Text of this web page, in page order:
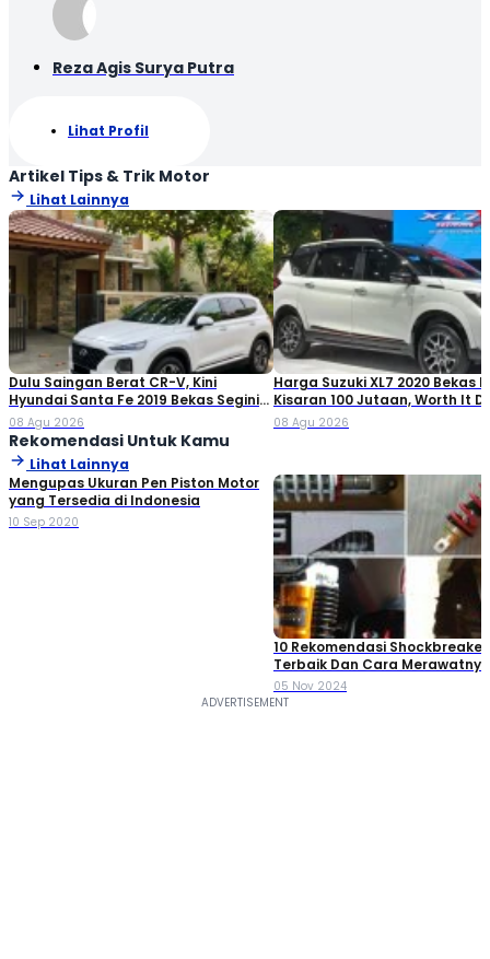
Reza Agis Surya Putra
Lihat Profil
Artikel Tips & Trik Motor
Lihat Lainnya
Dulu Saingan Berat CR-V, Kini
Hyundai Santa Fe 2019 Bekas Segini
Harganya
08 Agu 2026
Harga Suzuki XL7 2020 Bekas
Kisaran 100 Jutaan, Worth It
08 Agu 2026
Rekomendasi Untuk Kamu
Lihat Lainnya
Mengupas Ukuran Pen Piston Motor
yang Tersedia di Indonesia
10 Sep 2020
10 Rekomendasi
Terbaik Dan Cara
Mana?
05 Nov 2024